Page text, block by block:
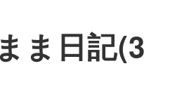
ま日記(3